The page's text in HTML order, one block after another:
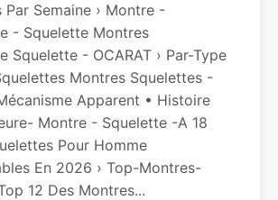
Par Semaine › Montre -
- Squelette Montres
Squelette - OCARAT › Par-Type
Montres Squelettes -
Apparent • Histoire
Montre - Squelette -a 18
Pour Homme
En 2026 › Top-Montres-
12 Des Montres...